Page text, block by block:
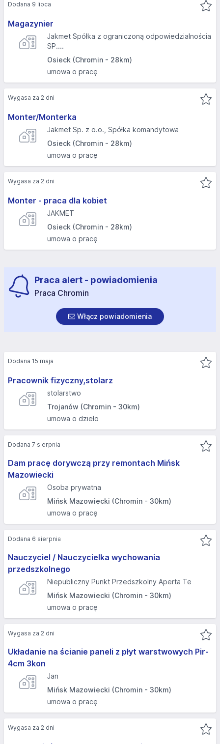
Magazynier
Jakmet Spółka z ograniczoną odpowiedzialnościa
SP....
Osieck (Chromin - 28km)
umowa o pracę
Dodana 9 lipca
Monter/Monterka
Jakmet Sp. z o.o., Spółka komandytowa
Osieck (Chromin - 28km)
umowa o pracę
Wygasa za 2 dni
Monter - praca dla kobiet
JAKMET
Osieck (Chromin - 28km)
umowa o pracę
Wygasa za 2 dni
Praca alert - powiadomienia
Praca Chromin
Włącz powiadomienia
Pracownik fizyczny,stolarz
stolarstwo
Trojanów (Chromin - 30km)
umowa o dzieło
Dodana 15 maja
Dam pracę dorywczą przy remontach Mińsk
Mazowiecki
Osoba prywatna
Mińsk Mazowiecki (Chromin - 30km)
umowa o pracę
Dodana 7 sierpnia
Nauczyciel / Nauczycielka wychowania
przedszkolnego
Niepubliczny Punkt Przedszkolny Aperta Te
Mińsk Mazowiecki (Chromin - 30km)
umowa o pracę
Dodana 6 sierpnia
Układanie na ścianie paneli z płyt warstwowych Pir-
4cm 3kon
Jan
Mińsk Mazowiecki (Chromin - 30km)
umowa o pracę
Wygasa za 2 dni
Wygasa za 2 dni